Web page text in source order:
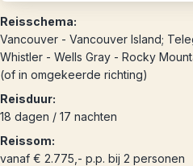
Reisschema:
Vancouver - Vancouver Island;
Whistler - Wells Gray - Rocky
(of in omgekeerde richting)
Reisduur:
18 dagen / 17 nachten
Reissom:
vanaf € 2.775,- p.p. bij 2 personen